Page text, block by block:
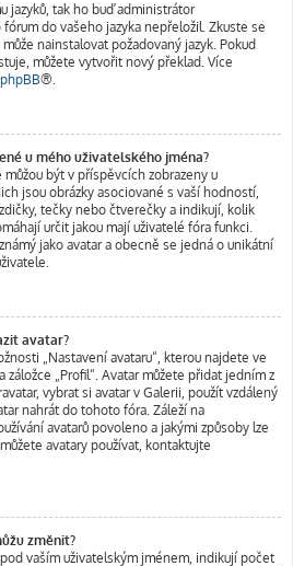
jazyků, tak ho buď administrátor
do vašeho jazyka nepřeložil. Zkuste se
nainstalovat požadovaný jazyk. Pokud
můžete vytvořit nový překlad. Více
phpBB®.
u mého uživatelského jména?
být v příspěvcích zobrazeny u
jsou obrázky asociované s vaší hodností,
tečky nebo čtverečky a indikují, kolik
určit jakou mají uživatelé fóra funkci.
jako avatar a obecně se jedná o unikátní
avatar?
„Nastavení avataru“, kterou najdete ve
záložce „Profil“. Avatar můžete přidat jedním z
vybrat si avatar v Galerii, použít vzdálený
nahrát do tohoto fóra. Záleží na
avatarů povoleno a jakými způsoby lze
avatary používat, kontaktujte
změnit?
vaším uživatelským jménem, indikují počet